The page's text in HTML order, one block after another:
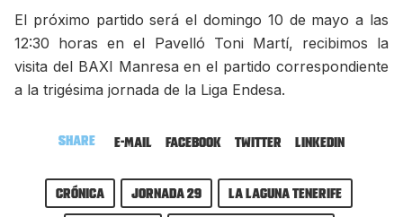
El próximo partido será el domingo 10 de mayo a las
12:30 horas en el Pavelló Toni Martí, recibimos la
visita del BAXI Manresa en el partido correspondiente
a la trigésima jornada de la Liga Endesa.
Share E-mail Facebook Twitter LinkedIn
Crónica Jornada 29
La Laguna Tenerife